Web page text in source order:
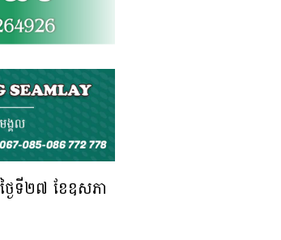
ងៃទី២៧ ខែឧសភា